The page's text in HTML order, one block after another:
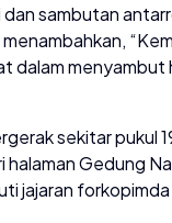
sambutan
dalam menyambut
sekitar pukul
Gedung
jajaran